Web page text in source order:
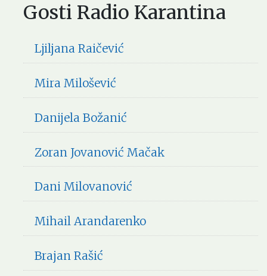
Gosti Radio Karantina
Ljiljana Raičević
Mira Milošević
Danijela Božanić
Zoran Jovanović Mačak
Dani Milovanović
Mihail Arandarenko
Brajan Rašić